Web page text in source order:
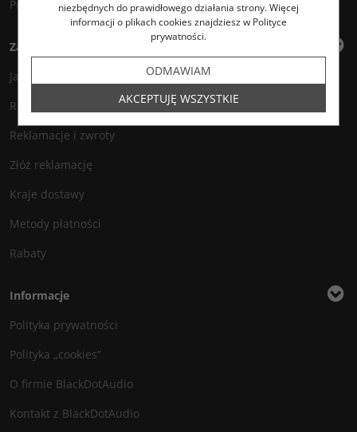
Przechowalnia
Zakupy
Jak zamawiać?
Regulamin
Reklamacje i zwroty
Złóż reklamację
Kraje dostawy
Metody płatności
Rabaty
Informacje
Polityka prywatności
Polityka „cookies”
O firmie BlackDotAudio
Kontakt z BlackDotAudio
niezbędnych do prawidłowego działania strony. Więcej
informacji o plikach cookies znajdziesz w Polityce
prywatności.
ODMAWIAM
AKCEPTUJĘ WSZYSTKIE